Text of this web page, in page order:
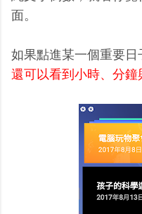
面。
如果點進某一個重要日
還可以看到小時、分鐘